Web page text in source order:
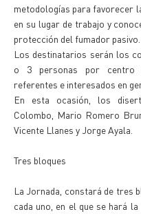
metodologías para favorecer
en su lugar de trabajo y
protección del fumador pasivo.
Los destinatarios serán los
o 3 personas por centro
referentes e interesados en
En esta ocasión, los
Colombo, Mario Romero
Vicente Llanes y Jorge Ayala.
Tres bloques
La Jornada, constará de tres
cada uno, en el que se hará